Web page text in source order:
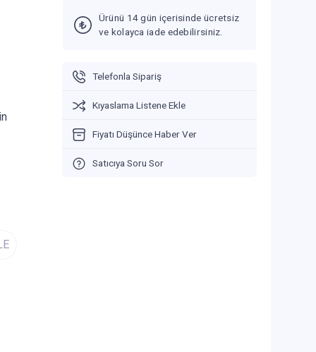
Ürünü 14 gün içerisinde ücretsiz
ve kolayca iade edebilirsiniz.
Telefonla Sipariş
Kıyaslama Listene Ekle
Fiyatı Düşünce Haber Ver
Satıcıya Soru Sor